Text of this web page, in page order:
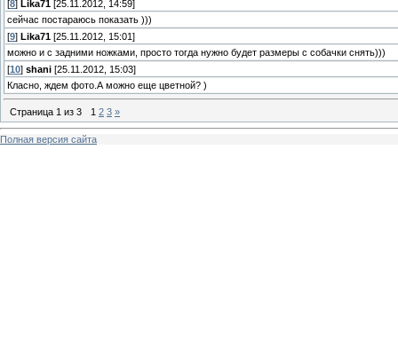
[8] Lika71 [25.11.2012, 14:59]
сейчас постараюсь показать )))
[9] Lika71 [25.11.2012, 15:01]
можно и с задними ножками, просто тогда нужно будет размеры с собачки снять)))
[10] shani [25.11.2012, 15:03]
Класно, ждем фото.А можно еще цветной? )
Страница 1 из 3 1 2 3 »
Полная версия сайта